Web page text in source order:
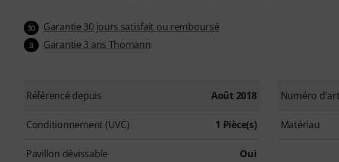
30 Garantie 30 jours satisfait ou remboursé
3 Garantie 3 ans Thomann
Référencé depuis Août 2018 Numéro
Conditionnement (UVC) 1 Pièce(s) Matériau
Pavillon dévissable Oui